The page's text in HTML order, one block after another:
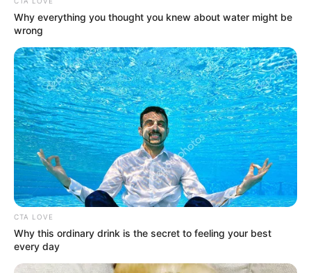
ΑΝΤΑΝΑΚΛΟΥΝ ΤΟ ΦΩΣ ΣΤΟ ΣΤΕΡΕΩΜΑ
ΚΑΙ ΣΦΡΑΓΙΖΟΥΝ ΤΗΝ ΝΥΧΤΑ.
Δευτέρα, 24 Μαΐου 2021, 14:02
ΤΟ ΦΩΣ ΗΡΘΕ ΓΙΑ ΝΑ...
ΕΝΑΣ ΚΟΚΚΙΝΟΣ ΟΚΤΩΒΡΗΣ
ΞΕΚΙΝΑ.. Επιτέλους
μπαίνουμε σε αυτό
το_ΓΕΓΟΝΟΣ της ΘΥΕΛΛΑΣ
Σι και Πούτιν θα
συναντηθούν την επόμενη
μετά...
Why everything you thought you knew about water might be
wrong
CTA LOVE
Why this ordinary drink is the secret to feeling your best
every day